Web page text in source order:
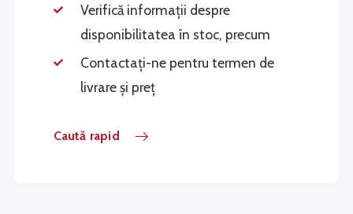
Verifică informații despre
disponibilitatea în stoc, precum
Contactați-ne pentru termen de
livrare și preț
Caută rapid